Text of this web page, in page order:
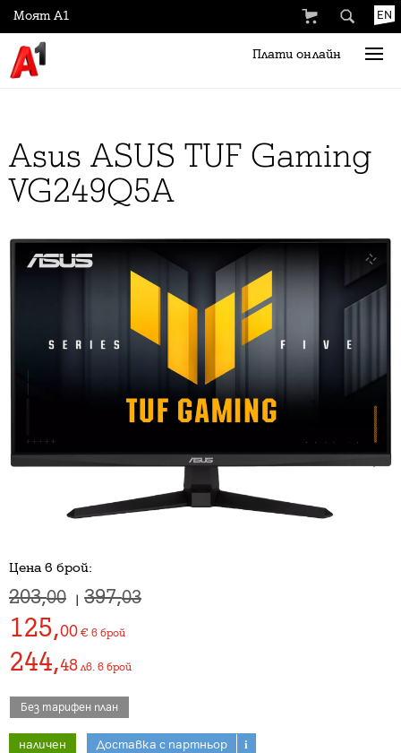
EN
Плати онлайн
Моят А1
Asus ASUS TUF Gaming
VG249Q5A
Цена в брой:
203,00 | 397,03
125,00 € в брой
244,48 лв. в брой
Без тарифен план
наличен Доставка с партньор i